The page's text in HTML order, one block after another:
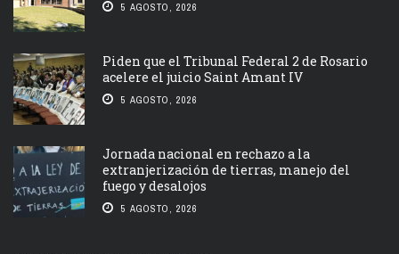
5 AGOSTO, 2026
Piden que el Tribunal Federal 2 de Rosario
acelere el juicio Saint Amant IV
5 AGOSTO, 2026
Jornada nacional en rechazo a la
extranjerización de tierras, manejo del
fuego y desalojos
5 AGOSTO, 2026